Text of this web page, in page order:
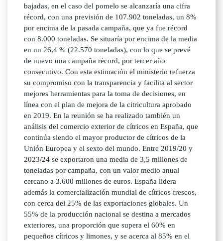
bajadas, en el caso del pomelo se alcanzaría una cifra
récord, con una previsión de 107.902 toneladas, un 8%
por encima de la pasada campaña, que ya fue récord
con 8.000 toneladas. Se situaría por encima de la media
en un 26,4 % (22.570 toneladas), con lo que se prevé
de nuevo una campaña récord, por tercer año
consecutivo. Con esta estimación el ministerio refuerza
su compromiso con la transparencia y facilita al sector
mejores herramientas para la toma de decisiones, en
línea con el plan de mejora de la citricultura aprobado
en 2019. En la reunión se ha realizado también un
análisis del comercio exterior de cítricos en España, que
continúa siendo el mayor productor de cítricos de la
Unión Europea y el sexto del mundo. Entre 2019/20 y
2023/24 se exportaron una media de 3,5 millones de
toneladas por campaña, con un valor medio anual
cercano a 3.600 millones de euros. España lidera
además la comercialización mundial de cítricos frescos,
con cerca del 25% de las exportaciones globales. Un
55% de la producción nacional se destina a mercados
exteriores, una proporción que supera el 60% en
pequeños cítricos y limones, y se acerca al 85% en el